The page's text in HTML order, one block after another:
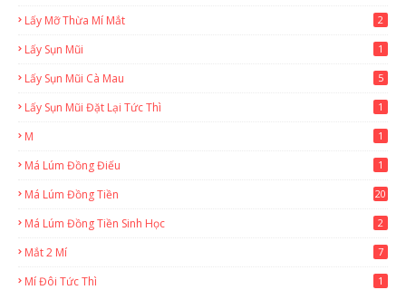
Lấy Mỡ Thừa Mí Mắt 2
Lấy Sụn Mũi 1
Lấy Sụn Mũi Cà Mau 5
Lấy Sụn Mũi Đặt Lại Tức Thì 1
M 1
Má Lúm Đồng Điếu 1
Má Lúm Đồng Tiền 20
Má Lúm Đồng Tiền Sinh Học 2
Mắt 2 Mí 7
Mí Đôi Tức Thì 1